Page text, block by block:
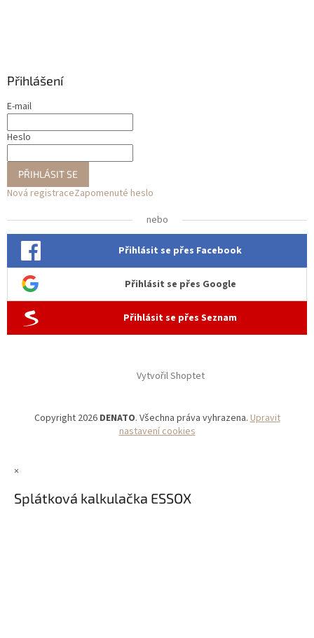
Přihlášení
E-mail
Heslo
PŘIHLÁSIT SE
Nová registraceZapomenuté heslo
nebo
Přihlásit se přes Facebook
Přihlásit se přes Google
Přihlásit se přes Seznam
Vytvořil Shoptet
Copyright 2026 DENATO. Všechna práva vyhrazena.Upravit
nastavení cookies
×
Splátková kalkulačka ESSOX